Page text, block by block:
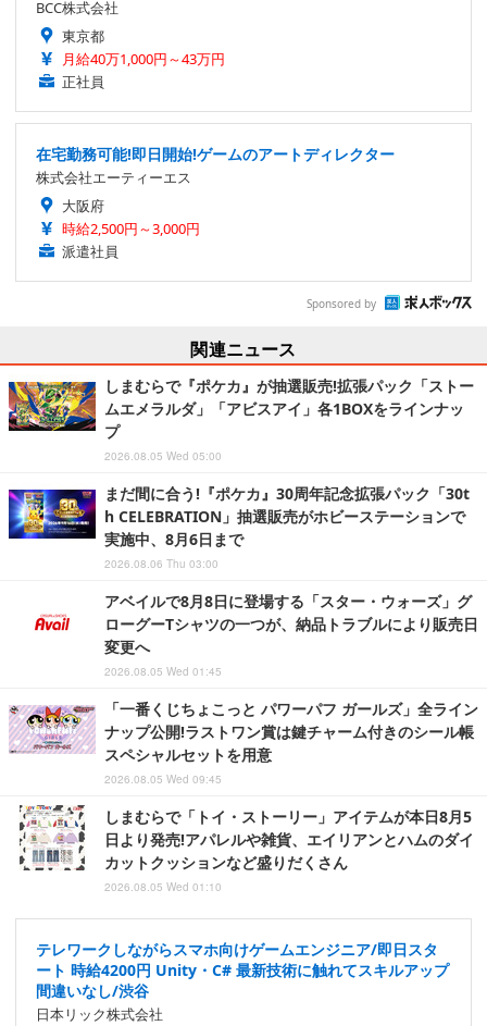
BCC株式会社
東京都
月給40万1,000円～43万円
正社員
在宅勤務可能!即日開始!ゲームのアートディレクター
株式会社エーティーエス
大阪府
時給2,500円～3,000円
派遣社員
Sponsored by
関連ニュース
しまむらで『ポケカ』が抽選販売!拡張パック「ストー
ムエメラルダ」「アビスアイ」各1BOXをラインナッ
プ
2026.08.05 Wed 05:00
まだ間に合う!『ポケカ』30周年記念拡張パック「30t
h CELEBRATION」抽選販売がホビーステーションで
実施中、8月6日まで
2026.08.06 Thu 03:00
アベイルで8月8日に登場する「スター・ウォーズ」グ
ローグーTシャツの一つが、納品トラブルにより販売日
変更へ
2026.08.05 Wed 01:45
「一番くじちょこっと パワーパフ ガールズ」全ライン
ナップ公開!ラストワン賞は鍵チャーム付きのシール帳
スペシャルセットを用意
2026.08.05 Wed 09:45
しまむらで「トイ・ストーリー」アイテムが本日8月5
日より発売!アパレルや雑貨、エイリアンとハムのダイ
カットクッションなど盛りだくさん
2026.08.05 Wed 01:10
テレワークしながらスマホ向けゲームエンジニア/即日スタ
ート 時給4200円 Unity・C# 最新技術に触れてスキルアップ
間違いなし/渋谷
日本リック株式会社